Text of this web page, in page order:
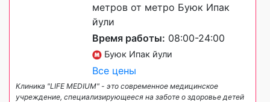
метров от метро Буюк Ипак
йули
Время работы: 08:00-24:00
Буюк Ипак йули
Все цены
Клиника "LIFE MEDIUM" - это современное медицинское
учреждение, специализирующееся на заботе о здоровье детей